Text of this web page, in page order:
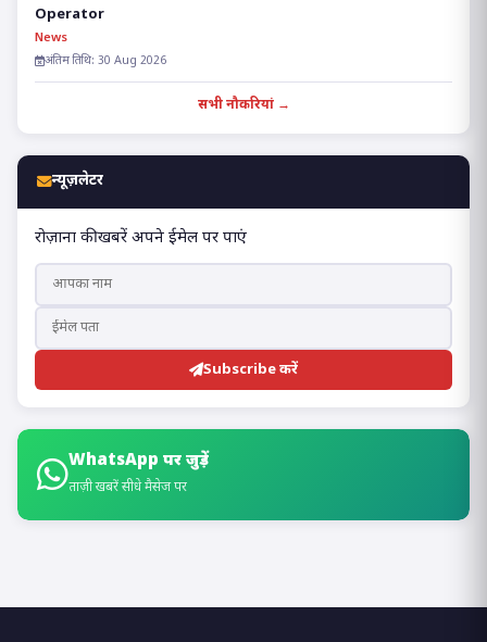
Operator
News
अंतिम तिथि: 30 Aug 2026
सभी नौकरियां →
न्यूज़लेटर
रोज़ाना की खबरें अपने ईमेल पर पाएं
Subscribe करें
WhatsApp पर जुड़ें
ताज़ी खबरें सीधे मैसेज पर